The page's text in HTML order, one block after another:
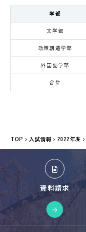
学部
文学部
政策創造学部
外国語学部
合計
TOP 入試情報 2022年度
資料請求